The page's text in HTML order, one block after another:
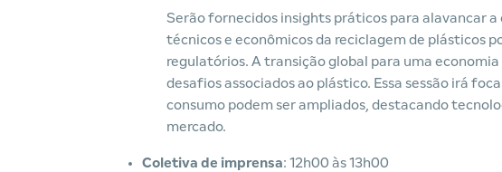
Serão fornecidos insights práticos para alavancar
técnicos e econômicos da reciclagem de plásticos
regulatórios. A transição global para uma
desafios associados ao plástico. Essa sessão irá
consumo podem ser ampliados, destacando
mercado.
Coletiva de imprensa: 12h00 às 13h00